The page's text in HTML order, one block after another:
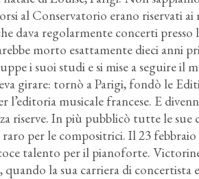
al Conservatorio erano riservati
dava regolarmente concerti presso
morto esattamente dieci anni
i suoi studi e si mise a seguire il
girare: tornò a Parigi, fondò le
musicale francese. E
riserve. In più pubblicò tutte le sue
raro per le compositrici. Il 23
talento per il pianoforte.
la sua carriera di concertista